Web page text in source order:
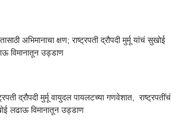
अभिमानाचा क्षण; राष्ट्रपती द्रौपदी मुर्मू यांचं सुखोई
विमानातून उड्डाण
द्रौपदी मुर्मू वायुदल पायलटच्या गणवेशात, राष्ट्रपतींचं
लढाऊ विमानातून उड्डाण